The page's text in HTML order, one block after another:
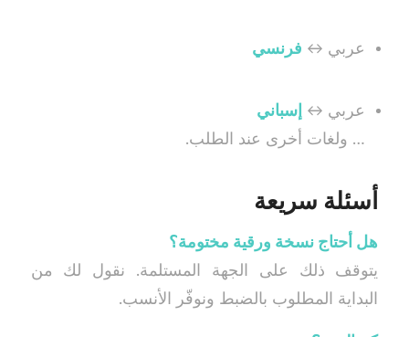
عربي ↔ فرنسي
عربي ↔ إسباني
… ولغات أخرى عند الطلب.
أسئلة سريعة
هل أحتاج نسخة ورقية مختومة؟
يتوقف ذلك على الجهة المستلمة. نقول لك من
البداية المطلوب بالضبط ونوفّر الأنسب.